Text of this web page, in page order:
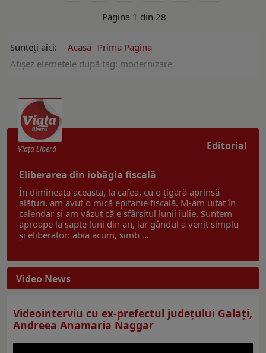
Pagina 1 din 28
Sunteți aici: Acasă Prima Pagina
Afişez elemetele după tag: modernizare
Editorial
Viaţa Liberă
Eliberarea din iobăgia fiscală
În dimineața aceasta, la cafea, cu o țigară aprinsă
alături, am avut o mică epifanie fiscală. M-am uitat în
calendar și am văzut că e sfârșitul lunii iulie. Suntem
aproape la șapte luni din an, iar gândul a venit simplu
și eliberator: abia acum, simb ...
Video News
Videointerviu cu ex-prefectul judeţului Galaţi,
Andreea Anamaria Naggar